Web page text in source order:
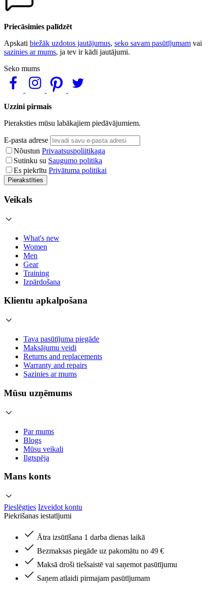
Priecāsimies palīdzēt
Apskati biežāk uzdotos jautājumus, seko savam pasūtījumam vai
sazinies ar mums, ja tev ir kādi jautājumi.
Seko mums
Uzzini pirmais
Pieraksties mūsu labākajiem piedāvājumiem.
E-pasta adrese
Nõustun Privaatsuspoliitikaga
Sutinku su Saugumo politika
Es piekrītu Privātuma politikai
Pierakstīties
Veikals
What's new
Women
Men
Gear
Training
Izpārdošana
Klientu apkalpošana
Tava pasūtījuma piegāde
Maksājumu veidi
Returns and replacements
Warranty and repairs
Sazinies ar mums
Mūsu uzņēmums
Par mums
Blogs
Mūsu veikali
Ilgtspēja
Mans konts
Pieslēgties Izveidot kontu
Piekrišanas iestatījumi
Ātra izsūtīšana 1 darba dienas laikā
Bezmaksas piegāde uz pakomātu no 49 €
Maksā droši tiešsaistē vai saņemot pasūtījumu
Saņem atlaidi pirmajam pasūtījumam